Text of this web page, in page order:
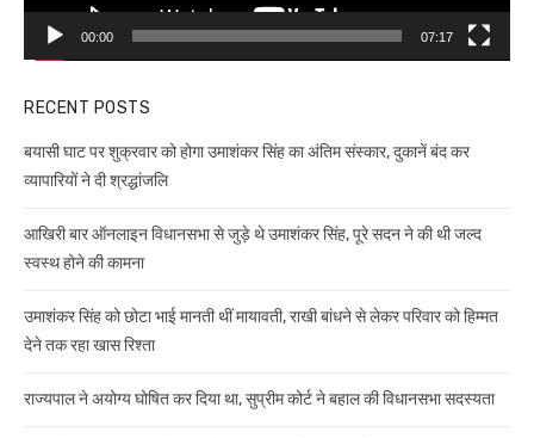
00:00 07:17
RECENT POSTS
बयासी घाट पर शुक्रवार को होगा उमाशंकर सिंह का अंतिम संस्कार, दुकानें बंद कर
व्यापारियों ने दी श्रद्धांजलि
आखिरी बार ऑनलाइन विधानसभा से जुड़े थे उमाशंकर सिंह, पूरे सदन ने की थी जल्द
स्वस्थ होने की कामना
उमाशंकर सिंह को छोटा भाई मानती थीं मायावती, राखी बांधने से लेकर परिवार को हिम्मत
देने तक रहा खास रिश्ता
राज्यपाल ने अयोग्य घोषित कर दिया था, सुप्रीम कोर्ट ने बहाल की विधानसभा सदस्यता